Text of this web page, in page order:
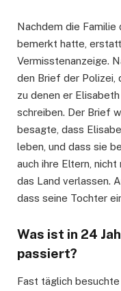
Nachdem die Familie
bemerkt hatte,
Vermisstenanzeige.
den Brief der Polizei,
zu denen er
schreiben. Der Brief
besagte, dass
leben, und dass sie
auch ihre Eltern,
das Land verlassen.
dass seine Tochter
Was ist in 24
passiert?
Fast täglich